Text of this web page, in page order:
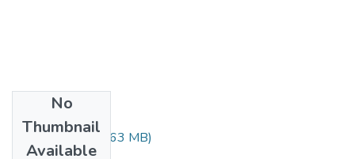
No
Thumbnail
Available
حمادي فاتح.pdf(5.63 MB)